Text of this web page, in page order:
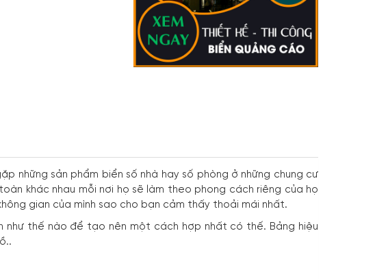
những sản phẩm biển số nhà hay số phòng ở những chung cư
khác nhau mỗi nơi họ sẽ làm theo phong cách riêng của họ
gian của mình sao cho bạn cảm thấy thoải mái nhất.
thế nào để tạo nên một cách hợp nhất có thế. Bảng hiệu